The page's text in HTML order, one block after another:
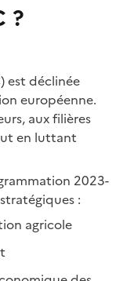
?
est déclinée
européenne.
aux filières
en luttant
2023-
:
agricole